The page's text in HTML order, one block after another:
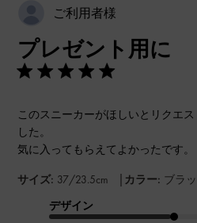
ご利用者様
プレゼント用に
このスニーカーがほしいとリクエ
した。
気に入ってもらえてよかったです。
サイズ: 37/23.5cm | カラー: ブラ
デザイン